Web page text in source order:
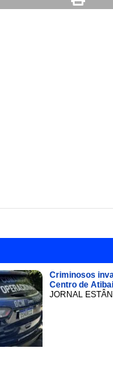
Criminosos
Centro de
JORNAL